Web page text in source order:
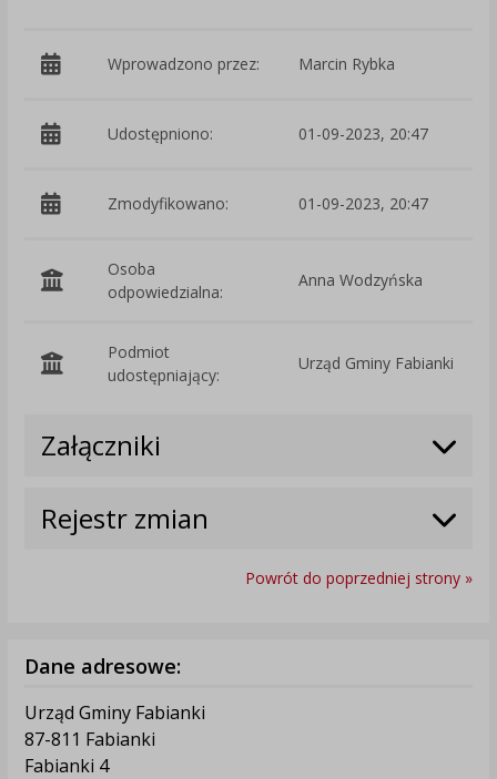
Wprowadzono przez: Marcin Rybka
Udostępniono: 01-09-2023, 20:47
Zmodyfikowano: 01-09-2023, 20:47
Osoba
odpowiedzialna:
Anna Wodzyńska
Podmiot
udostępniający:
Urząd Gminy Fabianki
Załączniki
Rejestr zmian
Powrót do poprzedniej strony »
Dane adresowe:
Urząd Gminy Fabianki
87-811 Fabianki
Fabianki 4